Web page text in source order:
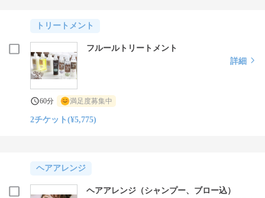
トリートメント
フルールトリートメント
詳細
60分 満足度募集中
2チケット(¥5,775)
ヘアアレンジ
ヘアアレンジ（シャンプー、ブロー込）